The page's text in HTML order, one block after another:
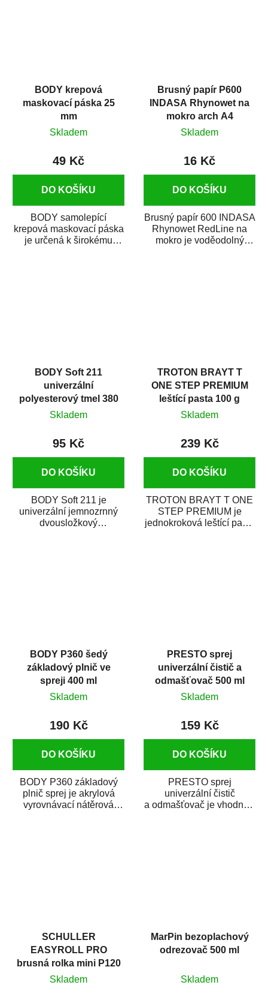
BODY krepová
maskovací páska 25
mm
Skladem
49 Kč
DO KOŠÍKU
BODY samolepící
krepová maskovací páska
je určená k širokému
Brusný papír P600
INDASA Rhynowet na
mokro arch A4
Skladem
16 Kč
DO KOŠÍKU
Brusný papír 600 INDASA
Rhynowet RedLine na
mokro je voděodolný
BODY Soft 211
univerzální
polyesterový tmel 380
g
Skladem
95 Kč
DO KOŠÍKU
BODY Soft 211 je
univerzální jemnozrnný
dvousložkový
TROTON BRAYT T
ONE STEP PREMIUM
leštící pasta 100 g
Skladem
239 Kč
DO KOŠÍKU
TROTON BRAYT T ONE
STEP PREMIUM je
jednokroková leštící pasta
BODY P360 šedý
základový plnič ve
spreji 400 ml
Skladem
190 Kč
DO KOŠÍKU
BODY P360 základový
plnič sprej je akrylová
vyrovnávací nátěrová
PRESTO sprej
univerzální čistič a
odmašťovač 500 ml
Skladem
159 Kč
DO KOŠÍKU
PRESTO sprej
univerzální čistič
a odmašťovač je vhodný k
SCHULLER
EASYROLL PRO
brusná rolka mini P120
Skladem
MarPin bezoplachový
odrezovač 500 ml
Skladem